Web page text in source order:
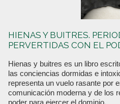
HIENAS Y BUITRES.
PERVERTIDAS CON EL
Hienas y buitres es un libro
las conciencias dormidas e
representa un vuelo rasante por
comunicación moderna y de los